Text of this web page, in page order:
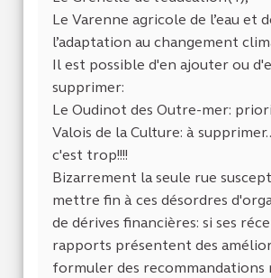
Le Varenne agricole de l’eau et
l’adaptation au changement
Il est possible d'en ajouter ou
supprimer:
Le Oudinot des Outre-mer:
Valois de la Culture: à
c'est trop!!!!
Bizarrement la seule rue
mettre fin à ces désordres
de dérives financières: si ses
rapports présentent des
formuler des recommandations